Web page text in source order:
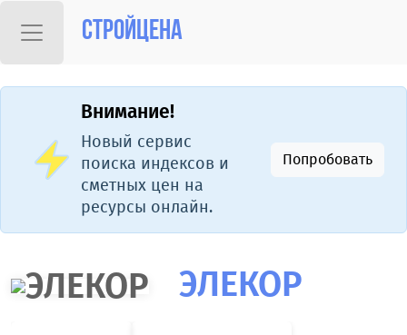
Стройцена
Внимание!
Новый сервис
поиска индексов и
сметных цен на
ресурсы онлайн.
Попробовать
ЭЛЕКОР